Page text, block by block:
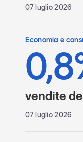
07 luglio 2026
Economia e
vendite
07 luglio 2026